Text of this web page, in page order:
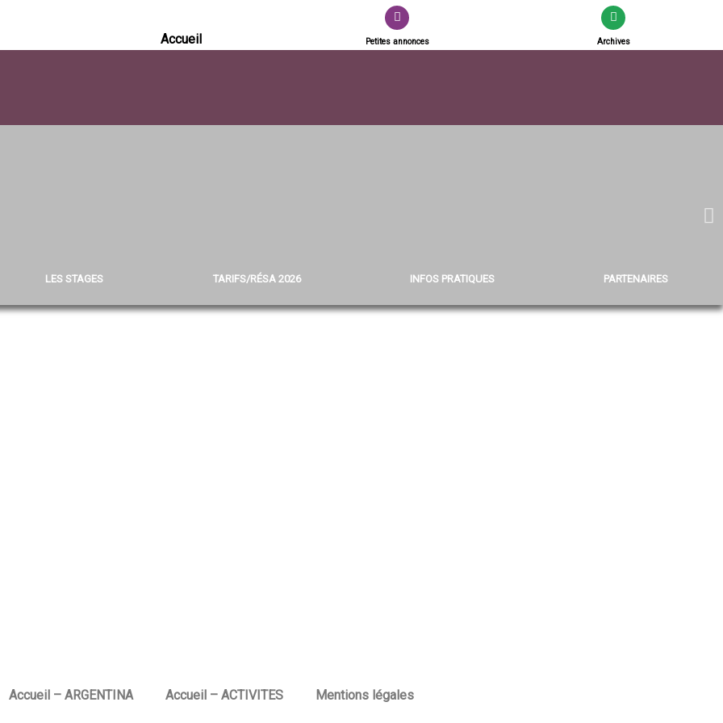
Accueil Petites annonces Archives
LES STAGES TARIFS/RÉSA 2026 INFOS PRATIQUES PARTENAIRES
Accueil – ARGENTINA Accueil – ACTIVITES Mentions légales